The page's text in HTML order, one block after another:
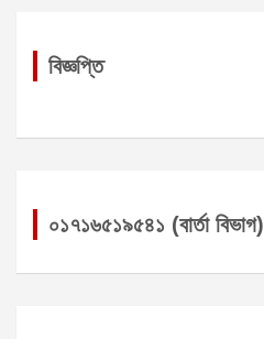
বিজ্ঞপ্তি
০১৭১৬৫১৯৫৪১ (বার্তা বিভাগ)